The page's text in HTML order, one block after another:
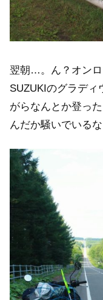
翌朝…。ん？オン
SUZUKIのグラディ
がらなんとか登っ
んだか騒いでいる